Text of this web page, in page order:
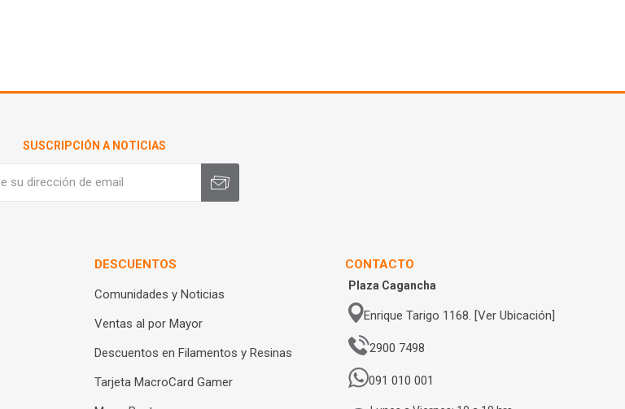
SUSCRIPCIÓN A NOTICIAS
DESCUENTOS
Comunidades y Noticias
Ventas al por Mayor
Descuentos en Filamentos y Resinas
Tarjeta MacroCard Gamer
CONTACTO
Plaza Cagancha
Enrique Tarigo 1168. [Ver Ubicación]
2900 7498
091 010 001